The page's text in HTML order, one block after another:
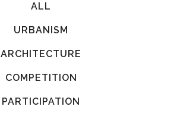
ALL
URBANISM
ARCHITECTURE
COMPETITION
PARTICIPATION